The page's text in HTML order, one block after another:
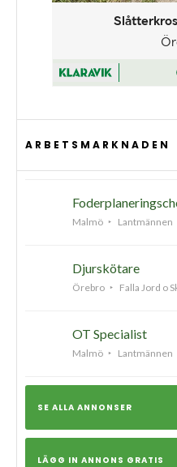
ARBETSMARKNADEN
Malmö Lantmännen
Djurskötare
Örebro Falla Jord o
OT Specialist
Malmö Lantmännen
SE ALLA ANNONSER
LÄGG IN ANNONS GRATIS